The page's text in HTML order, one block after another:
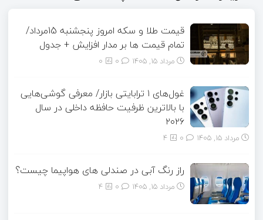
قیمت طلا و سکه امروز پنجشنبه 15مرداد/
تمام قیمت ها بر مدار افزایش + جدول
مرداد ۱۵, ۱۴۰۵ 0
غول‌های ۱ ترابایتی بازار/ معرفی گوشی‌هایی
با بالاترین ظرفیت حافظه داخلی در سال
۲۰۲۶
مرداد ۱۵, ۱۴۰۵ 4
راز رنگ آبی در صندلی های هواپیما چیست؟
مرداد ۱۵, ۱۴۰۵ 4